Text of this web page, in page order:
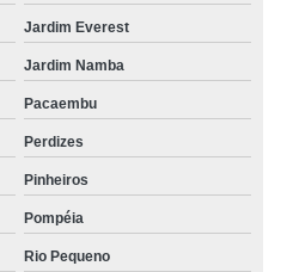
Jardim Everest
Jardim Namba
Pacaembu
Perdizes
Pinheiros
Pompéia
Rio Pequeno